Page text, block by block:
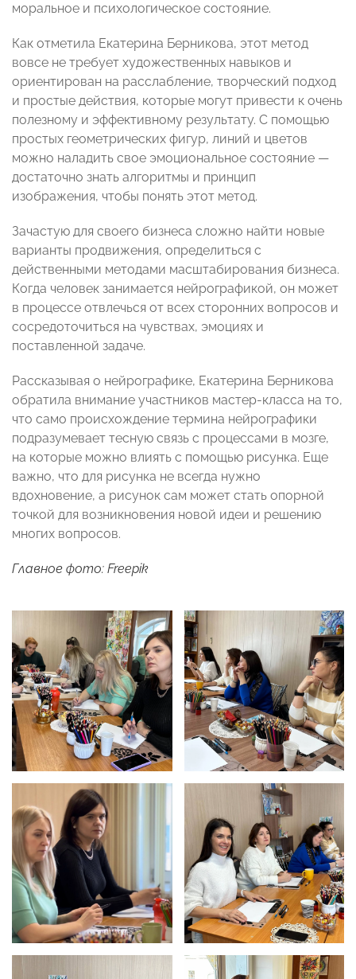
моральное и психологическое состояние.
Как отметила Екатерина Берникова, этот метод
вовсе не требует художественных навыков и
ориентирован на расслабление, творческий подход
и простые действия, которые могут привести к очень
полезному и эффективному результату. С помощью
простых геометрических фигур, линий и цветов
можно наладить свое эмоциональное состояние —
достаточно знать алгоритмы и принцип
изображения, чтобы понять этот метод.
Зачастую для своего бизнеса сложно найти новые
варианты продвижения, определиться с
действенными методами масштабирования бизнеса.
Когда человек занимается нейрографикой, он может
в процессе отвлечься от всех сторонних вопросов и
сосредоточиться на чувствах, эмоциях и
поставленной задаче.
Рассказывая о нейрографике, Екатерина Берникова
обратила внимание участников мастер-класса на то,
что само происхождение термина нейрографики
подразумевает тесную связь с процессами в мозге,
на которые можно влиять с помощью рисунка. Еще
важно, что для рисунка не всегда нужно
вдохновение, а рисунок сам может стать опорной
точкой для возникновения новой идеи и решению
многих вопросов.
Главное фото: Freepik